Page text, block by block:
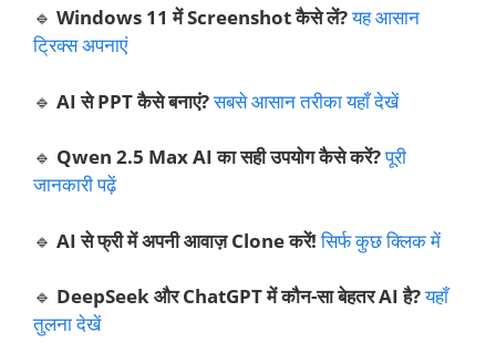
🔹 Windows 11 में Screenshot कैसे लें?यह आसान
ट्रिक्स अपनाएं
🔹 AI से PPT कैसे बनाएं?सबसे आसान तरीका यहाँ देखें
🔹 Qwen 2.5 Max AI का सही उपयोग कैसे करें?पूरी
जानकारी पढ़ें
🔹 AI से फ्री में अपनी आवाज़ Clone करें! सिर्फ कुछ क्लिक में
🔹 DeepSeek और ChatGPT में कौन-सा बेहतर AI है?यहाँ
तुलना देखें